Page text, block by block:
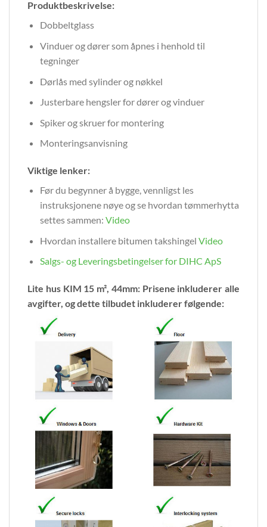
Produktbeskrivelse:
Dobbeltglass
Vinduer og dører som åpnes i henhold til
tegninger
Dørlås med sylinder og nøkkel
Justerbare hengsler for dører og vinduer
Spiker og skruer for montering
Monteringsanvisning
Viktige lenker:
Før du begynner å bygge, vennligst les
instruksjonene nøye og se hvordan tømmerhytta
settes sammen: Video
Hvordan installere bitumen takshingel Video
Salgs- og Leveringsbetingelser for DIHC ApS
Lite hus KIM 15 m², 44mm: Prisene inkluderer alle
avgifter, og dette tilbudet inkluderer følgende: